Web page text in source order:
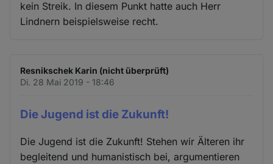
kein Streik. In diesem Punkt hatte auch Herr
Lindnern beispielsweise recht.
Resnikschek Karin (nicht überprüft)
Di. 28 Mai 2019 - 18:46
Die Jugend ist die Zukunft!
Die Jugend ist die Zukunft! Stehen wir Älteren ihr
begleitend und humanistisch bei, argumentieren